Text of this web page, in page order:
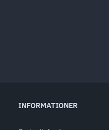
INFORMATIONER